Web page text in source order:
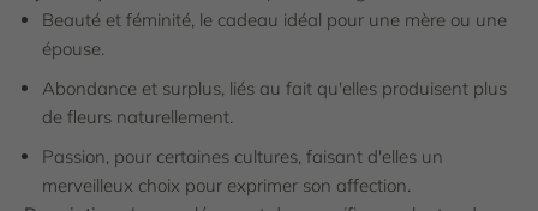
Beauté et féminité, le cadeau idéal pour une mère ou une
épouse.
Abondance et surplus, liés au fait qu'elles produisent plus
de fleurs naturellement.
Passion, pour certaines cultures, faisant d'elles un
merveilleux choix pour exprimer son affection.